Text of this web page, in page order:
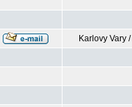
Karlovy Vary